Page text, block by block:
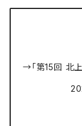
→「第15回 北上